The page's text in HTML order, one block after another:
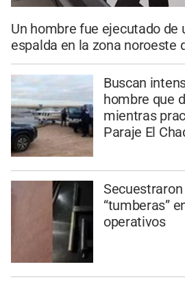
Un hombre fue ejecutado de
espalda en la zona noroeste
Buscan
hombre que
mientras
Paraje El
“tumberas”
operativos